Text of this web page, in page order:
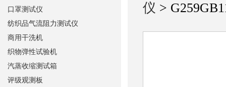
仪 >
口罩测试仪
纺织品气流阻力测试仪
商用干洗机
织物弹性试验机
汽蒸收缩测试箱
评级观测板